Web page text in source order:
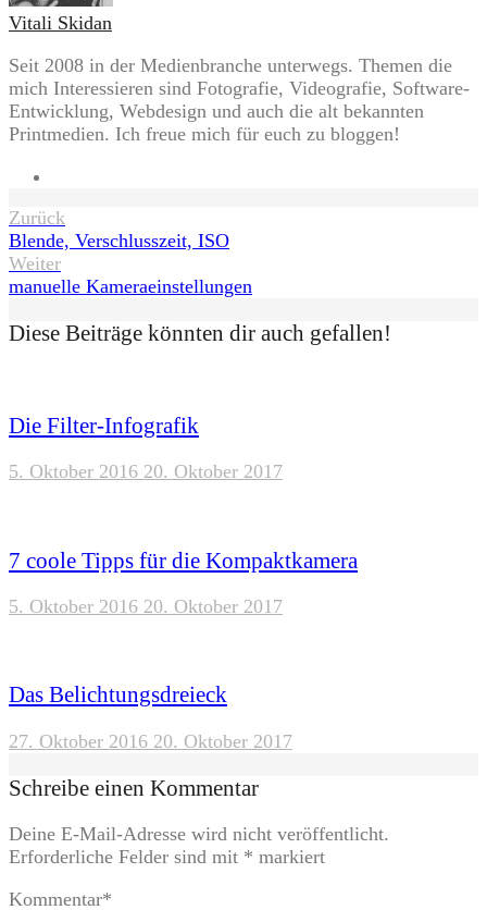
Vitali Skidan
Seit 2008 in der Medienbranche unterwegs. Themen die
mich Interessieren sind Fotografie, Videografie, Software-
Entwicklung, Webdesign und auch die alt bekannten
Printmedien. Ich freue mich für euch zu bloggen!
Beitragsnavigation
Zurück
Blende, Verschlusszeit, ISO
Weiter
manuelle Kameraeinstellungen
Diese Beiträge könnten dir auch gefallen!
Die Filter-Infografik
5. Oktober 2016 20. Oktober 2017
7 coole Tipps für die Kompaktkamera
5. Oktober 2016 20. Oktober 2017
Das Belichtungsdreieck
27. Oktober 2016 20. Oktober 2017
Schreibe einen Kommentar
Deine E-Mail-Adresse wird nicht veröffentlicht.
Erforderliche Felder sind mit * markiert
Kommentar*